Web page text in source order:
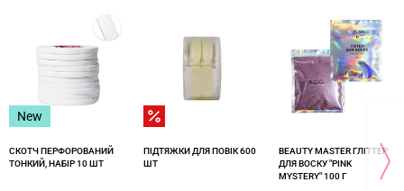
New
СКОТЧ ПЕРФОРОВАНИЙ
ТОНКИЙ, НАБІР 10 ШТ
ПІДТЯЖКИ ДЛЯ ПОВІК 600
ШТ
BEAUTY MASTER ГЛІТТЕР
ДЛЯ ВОСКУ "PINK
MYSTERY" 100 Г